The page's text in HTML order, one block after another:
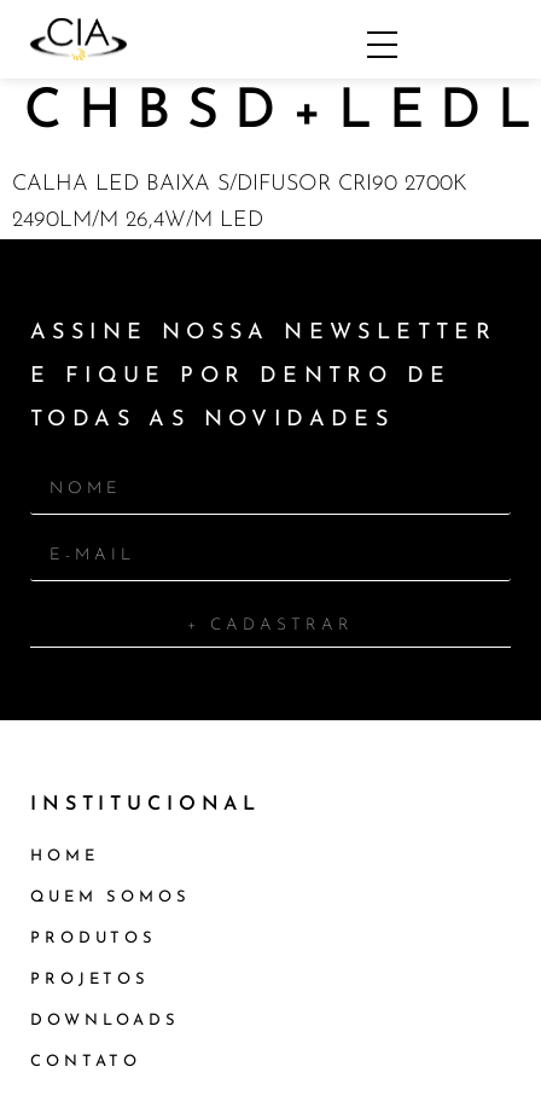
CALHA LED BAIXA S/DIFUSOR CRI90 2700K
2490LM/M 26,4W/M LED
ASSINE NOSSA NEWSLETTER
E FIQUE POR DENTRO DE
TODAS AS NOVIDADES
+ CADASTRAR
INSTITUCIONAL
HOME
QUEM SOMOS
PRODUTOS
PROJETOS
DOWNLOADS
CONTATO